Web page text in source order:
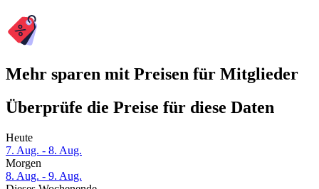
Mehr sparen mit Preisen für Mitglieder
Überprüfe die Preise für diese Daten
Heute
7. Aug. - 8. Aug.
Morgen
8. Aug. - 9. Aug.